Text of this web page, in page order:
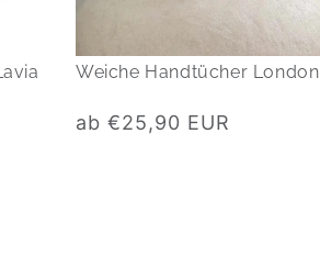
Weiche Handtücher London
Normaler
ab €25,90 EUR